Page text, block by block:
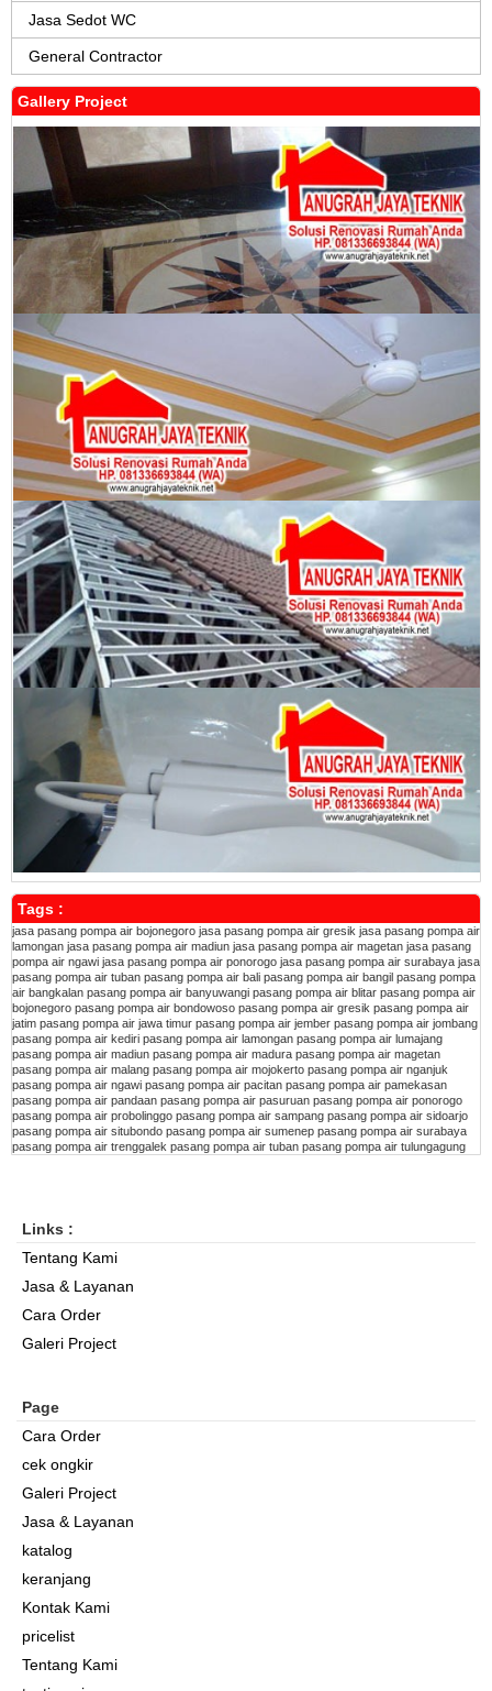
Jasa Sedot WC
General Contractor
Gallery Project
Tags :
jasa pasang pompa air bojonegoro jasa pasang pompa air gresik jasa pasang pompa air
lamongan jasa pasang pompa air madiun jasa pasang pompa air magetan jasa pasang
pompa air ngawi jasa pasang pompa air ponorogo jasa pasang pompa air surabaya jasa
pasang pompa air tuban pasang pompa air bali pasang pompa air bangil pasang pompa
air bangkalan pasang pompa air banyuwangi pasang pompa air blitar pasang pompa air
bojonegoro pasang pompa air bondowoso pasang pompa air gresik pasang pompa air
jatim pasang pompa air jawa timur pasang pompa air jember pasang pompa air jombang
pasang pompa air kediri pasang pompa air lamongan pasang pompa air lumajang
pasang pompa air madiun pasang pompa air madura pasang pompa air magetan
pasang pompa air malang pasang pompa air mojokerto pasang pompa air nganjuk
pasang pompa air ngawi pasang pompa air pacitan pasang pompa air pamekasan
pasang pompa air pandaan pasang pompa air pasuruan pasang pompa air ponorogo
pasang pompa air probolinggo pasang pompa air sampang pasang pompa air sidoarjo
pasang pompa air situbondo pasang pompa air sumenep pasang pompa air surabaya
pasang pompa air trenggalek pasang pompa air tuban pasang pompa air tulungagung
Links :
Tentang Kami
Jasa & Layanan
Cara Order
Galeri Project
Page
Cara Order
cek ongkir
Galeri Project
Jasa & Layanan
katalog
keranjang
Kontak Kami
pricelist
Tentang Kami